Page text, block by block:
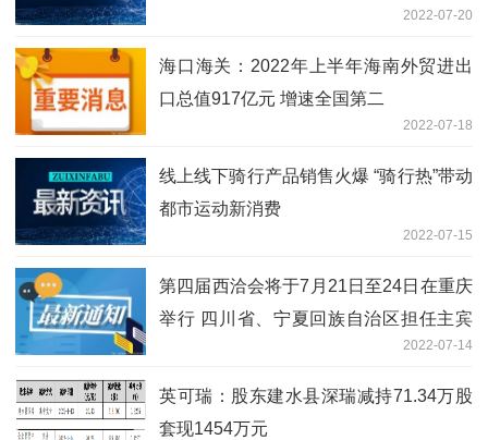
2022-07-20
海口海关：2022年上半年海南外贸进出
口总值917亿元 增速全国第二
2022-07-18
线上线下骑行产品销售火爆 “骑行热”带动
都市运动新消费
2022-07-15
第四届西洽会将于7月21日至24日在重庆
举行 四川省、宁夏回族自治区担任主宾
2022-07-14
英可瑞：股东建水县深瑞减持71.34万股
套现1454万元